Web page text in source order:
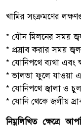
খামির সংক্রমণের
* যৌন মিলনের সময়
* প্রস্রাব করার সময়
* যোনিপথে ব্যথা এবং
* ভালভা ফুলে যাওয়া
* যোনিপথে জ্বালা ও
* যোনি থেকে জলীয়
নিম্নলিখিত ক্ষেত্রে